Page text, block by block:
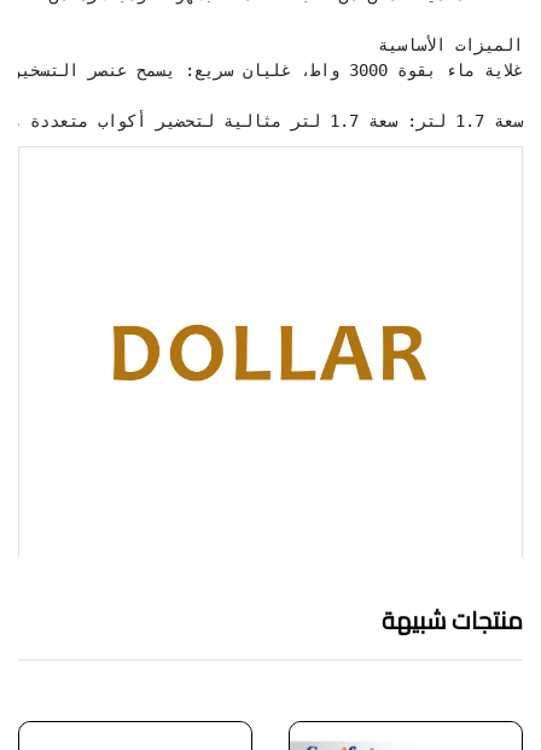
سعة 1.7 لتر: سعة 1.7 لتر مثالية لتحضير أكواب متعددة من الشاي أو القهوة، مما يجعلها مثالية للعائلات والمجموعات الصغيرة.
منتجات شبيهة